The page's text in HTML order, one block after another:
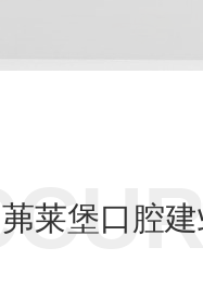
茀莱堡口腔